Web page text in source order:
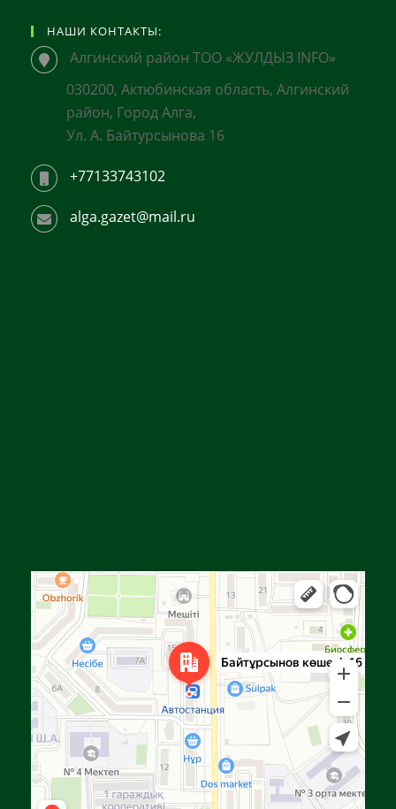
НАШИ КОНТАКТЫ:
Алгинский район ТОО «ЖУЛДЫЗ INFO»
030200, Актюбинская область, Алгинский
район, Город Алга,
Ул. А. Байтурсынова 16
+77133743102
alga.gazet@mail.ru
Улица Байтурсынова, 16 — Яндекс Карты